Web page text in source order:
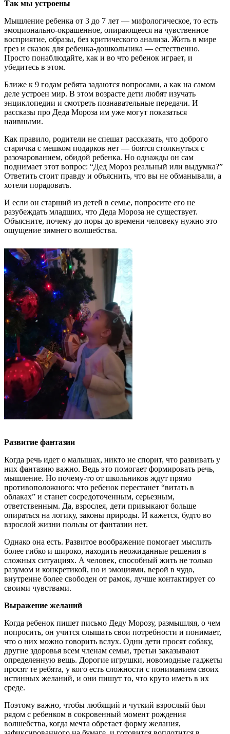
Так мы устроены
Мышление ребенка от 3 до 7 лет — мифологическое, то есть
эмоционально-окрашенное, опирающееся на чувственное
восприятие, образы, без критического анализа. Жить в мире
грез и сказок для ребенка-дошкольника — естественно.
Просто понаблюдайте, как и во что ребенок играет, и
убедитесь в этом.
Ближе к 9 годам ребята задаются вопросами, а как на самом
деле устроен мир. В этом возрасте дети любят изучать
энциклопедии и смотреть познавательные передачи. И
рассказы про Деда Мороза им уже могут показаться
наивными.
Как правило, родители не спешат рассказать, что доброго
старичка с мешком подарков нет — боятся столкнуться с
разочарованием, обидой ребенка. Но однажды он сам
поднимает этот вопрос: “Дед Мороз реальный или выдумка?”
Ответить стоит правду и объяснить, что вы не обманывали, а
хотели порадовать.
И если он старший из детей в семье, попросите его не
разубеждать младших, что Деда Мороза не существует.
Объясните, почему до поры до времени человеку нужно это
ощущение зимнего волшебства.
Развитие фантазии
Когда речь идет о малышах, никто не спорит, что развивать у
них фантазию важно. Ведь это помогает формировать речь,
мышление. Но почему-то от школьников ждут прямо
противоположного: что ребенок перестанет “витать в
облаках” и станет сосредоточенным, серьезным,
ответственным. Да, взрослея, дети привыкают больше
опираться на логику, законы природы. И кажется, будто во
взрослой жизни пользы от фантазии нет.
Однако она есть. Развитое воображение помогает мыслить
более гибко и широко, находить неожиданные решения в
сложных ситуациях. А человек, способный жить не только
разумом и конкретикой, но и эмоциями, верой в чудо,
внутренне более свободен от рамок, лучше контактирует со
своими чувствами.
Выражение желаний
Когда ребенок пишет письмо Деду Морозу, размышляя, о чем
попросить, он учится слышать свои потребности и понимает,
что о них можно говорить вслух. Одни дети просят собаку,
другие здоровья всем членам семьи, третьи заказывают
определенную вещь. Дорогие игрушки, новомодные гаджеты
просят те ребята, у кого есть сложности с пониманием своих
истинных желаний, и они пишут то, что круто иметь в их
среде.
Поэтому важно, чтобы любящий и чуткий взрослый был
рядом с ребенком в сокровенный момент рождения
волшебства, когда мечта обретает форму желания,